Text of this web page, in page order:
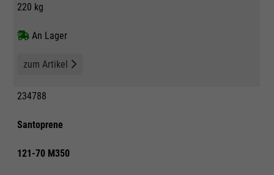
220 kg
An Lager
zum Artikel
234788
Santoprene
121-70 M350